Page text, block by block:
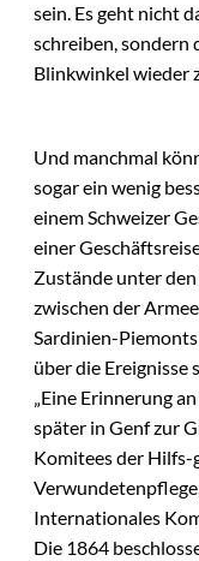
sein. Es geht nicht
schreiben, sondern
Blinkwinkel wieder
Und manchmal
sogar ein wenig
einem Schweizer
einer
Zustände unter
zwischen der
Sardinien-
über die Ereignisse
„Eine Erinnerung
später in Genf zur
Komitees der Hilfs-
Internationales
Die 1864